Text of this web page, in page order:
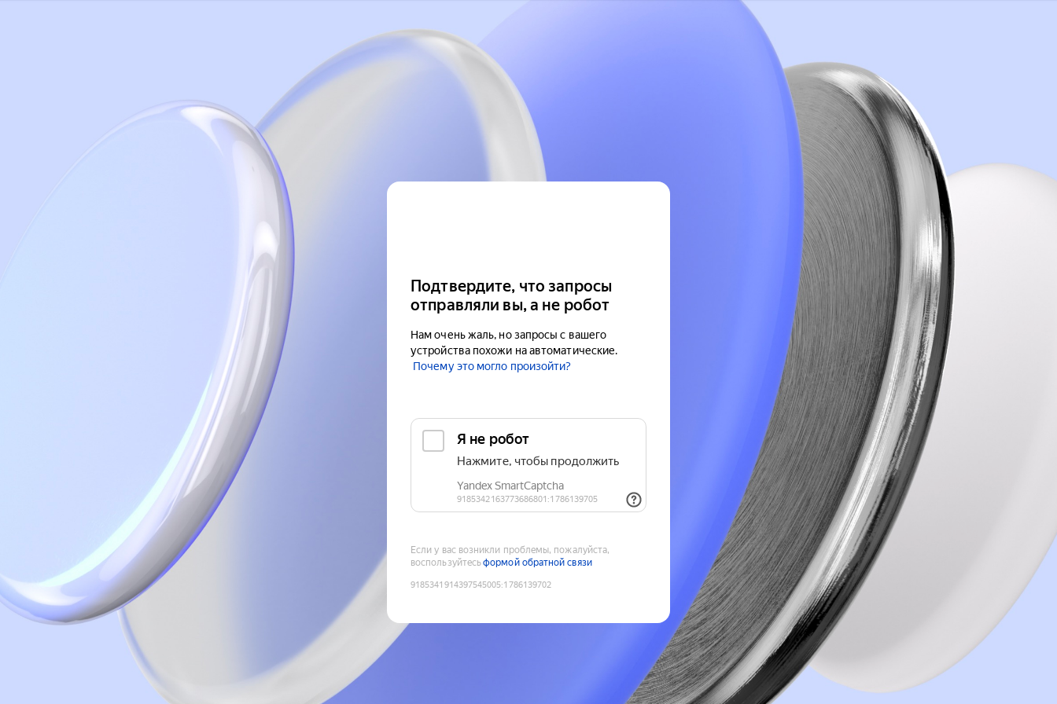
Подтвердите, что запросы
отправляли вы, а не робот
Нам очень жаль, но запросы с вашего
устройства похожи на автоматические.
Почему это могло произойти?
Если у вас возникли проблемы, пожалуйста,
воспользуйтесьформой обратной связи
9185341914397545005:1786139702